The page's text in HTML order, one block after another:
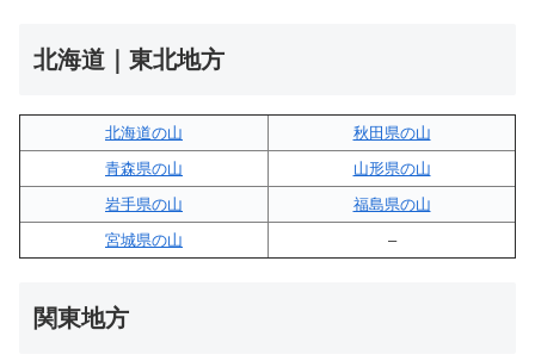
北海道｜東北地方
北海道の山
秋田県の山
青森県の山
山形県の山
岩手県の山
福島県の山
宮城県の山
–
関東地方